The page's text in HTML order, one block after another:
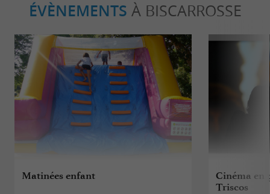
ÉVÈNEMENTS À BISCARROSSE
Matinées enfant
Cinéma en
Triscos